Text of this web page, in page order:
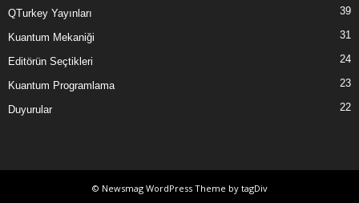
QTurkey Yayınları 39
Kuantum Mekaniği 31
Editörün Seçtikleri 24
Kuantum Programlama 23
Duyurular 22
© Newsmag WordPress Theme by tagDiv